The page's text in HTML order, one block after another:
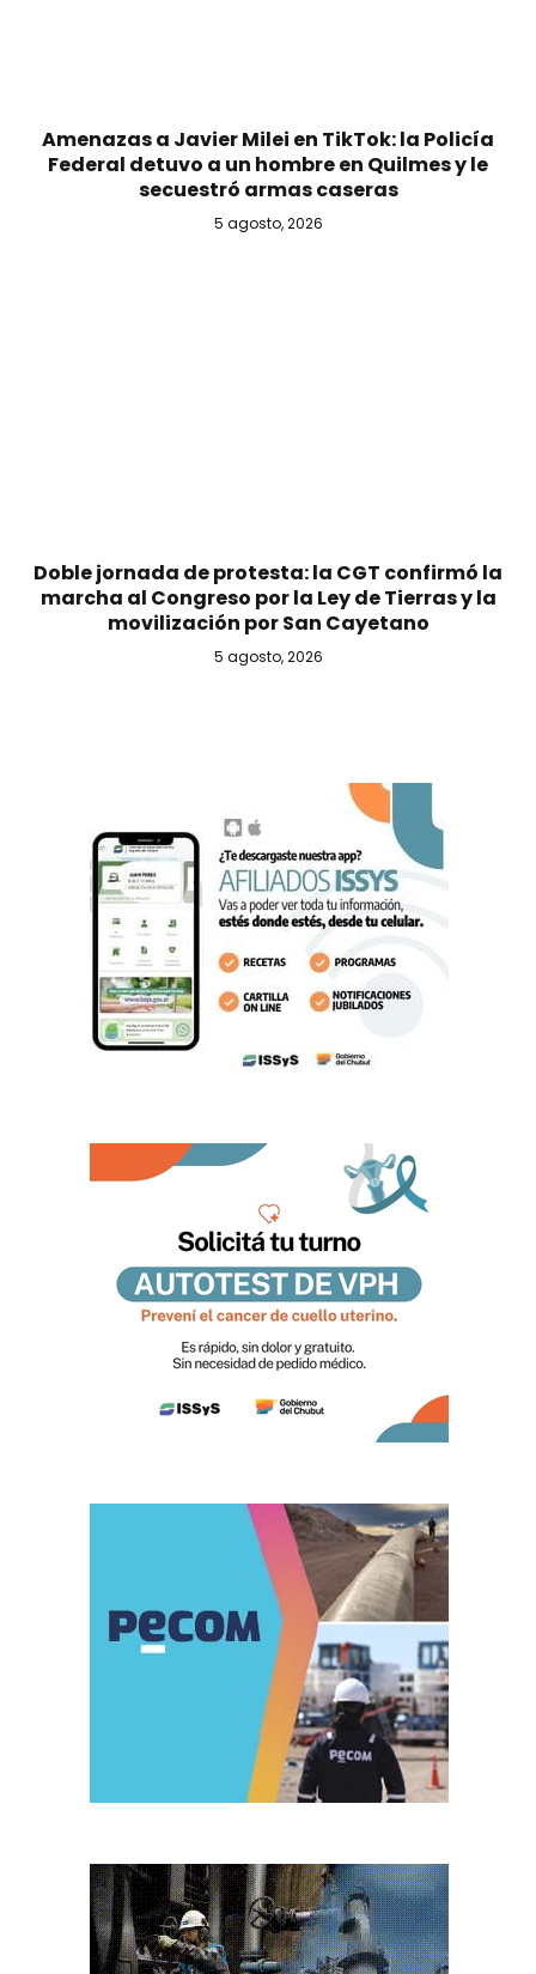
Amenazas a Javier Milei en TikTok: la Policía
Federal detuvo a un hombre en Quilmes y le
secuestró armas caseras
5 agosto, 2026
Doble jornada de protesta: la CGT confirmó la
marcha al Congreso por la Ley de Tierras y la
movilización por San Cayetano
5 agosto, 2026